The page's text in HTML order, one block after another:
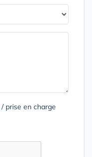
prise en charge